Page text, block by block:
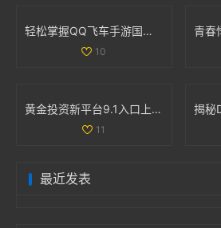
轻松掌握QQ飞车手游国服成绩查询技巧和方法
10
黄金投资新平台9.1入口上线，尽享财富机会与投资资讯
11
最近发表